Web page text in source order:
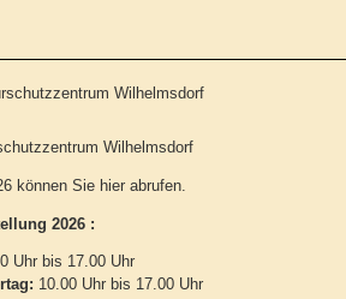
Wilhelmsdorf
können Sie hier abrufen.
2026 :
Uhr bis 17.00 Uhr
10.00 Uhr bis 17.00 Uhr